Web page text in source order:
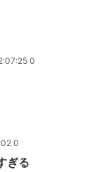
0
0
ぎる